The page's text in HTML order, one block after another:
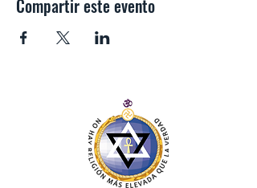
Compartir este evento